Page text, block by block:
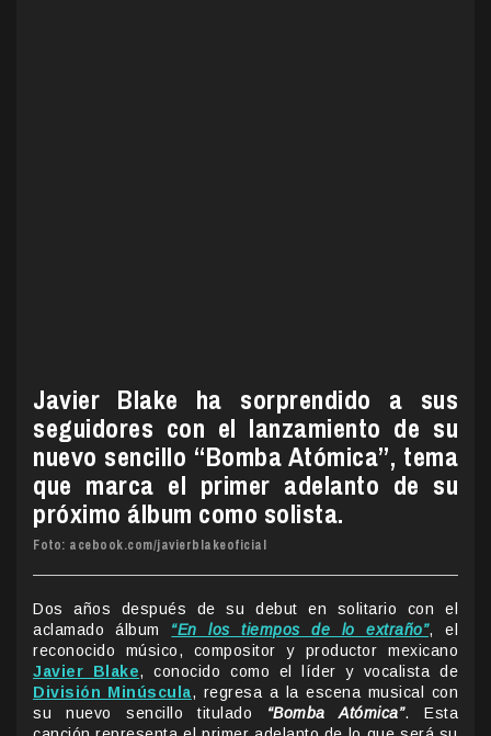
Javier Blake ha sorprendido a sus
seguidores con el lanzamiento de su
nuevo sencillo “Bomba Atómica”, tema
que marca el primer adelanto de su
próximo álbum como solista.
Foto: acebook.com/javierblakeoficial
Dos años después de su debut en solitario con el
aclamado álbum “En los tiempos de lo extraño”, el
reconocido músico, compositor y productor mexicano
Javier Blake, conocido como el líder y vocalista de
División Minúscula, regresa a la escena musical con
su nuevo sencillo titulado “Bomba Atómica”. Esta